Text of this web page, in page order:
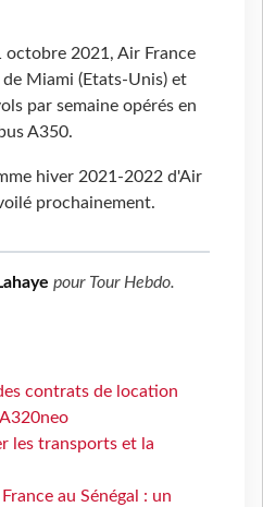
octobre 2021, Air France
Miami (Etats-Unis) et
par semaine opérés en
A350.
hiver 2021-2022 d'Air
prochainement.
pour Tour Hebdo.
contrats de location
les transports et la
au Sénégal : un